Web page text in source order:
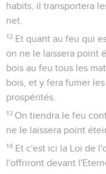
habits, il transportera
net.
12 Et quant au feu qui
on ne le laissera point
bois au feu tous les
bois, et y fera fumer
prospérités.
13 On tiendra le feu
ne le laissera point
14 Et c'est ici la Loi de
l'offriront devant